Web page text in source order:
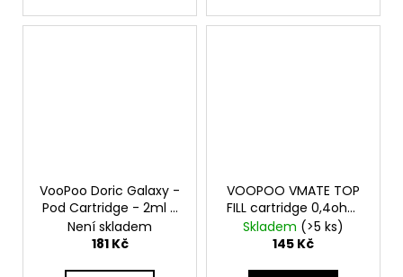
VooPoo Doric Galaxy -
Pod Cartridge - 2ml -
1,2 ohm - 2ks
Není skladem
181 Kč
VOOPOO VMATE TOP
FILL cartridge 0,4ohm
2ml 2Pack
Skladem (>5 ks)
145 Kč